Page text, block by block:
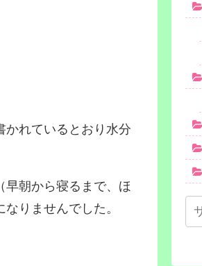
かれているとおり水分
朝から寝るまで、ほ
りませんでした。